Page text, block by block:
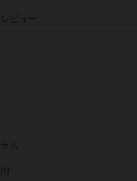
ビュー
ム